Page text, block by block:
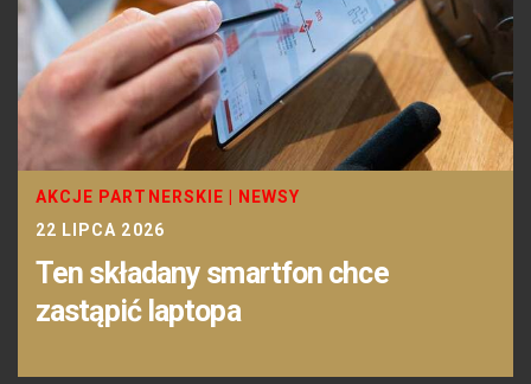
AKCJE PARTNERSKIE
NEWSY
22 LIPCA 2026
Ten składany smartfon chce
zastąpić laptopa